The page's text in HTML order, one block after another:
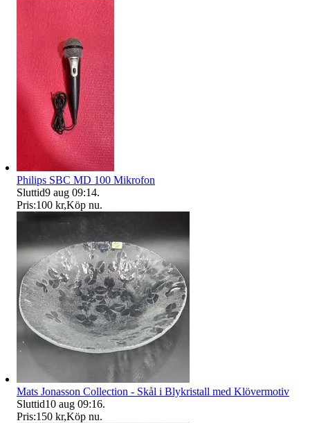
Philips SBC MD 100 Mikrofon
Sluttid9 aug 09:14.
Pris:100 kr,Köp nu.
Mats Jonasson Collection - Skål i Blykristall med Klövermotiv
Sluttid10 aug 09:16.
Pris:150 kr,Köp nu.